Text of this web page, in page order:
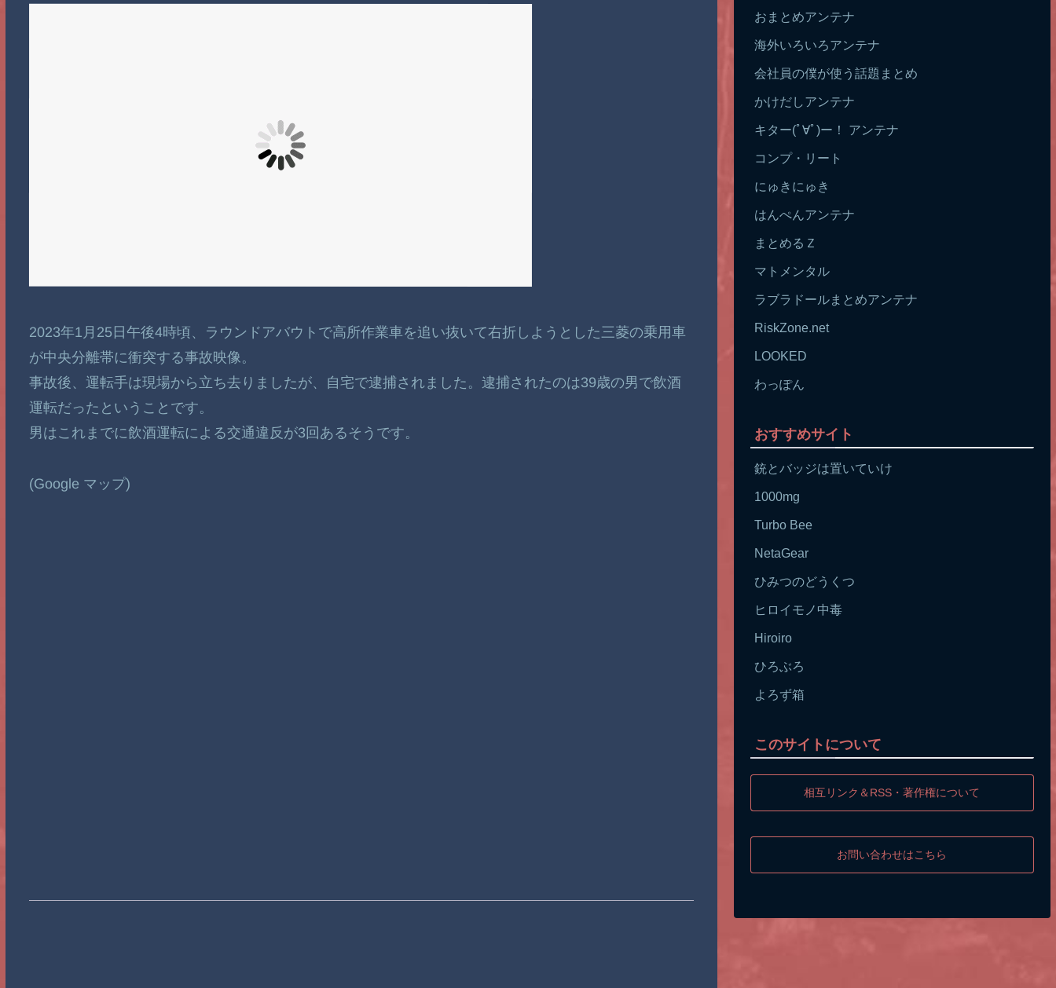
2023年1月25日午後4時頃、ラウンドアバウトで高所作業車を追い抜いて右折しようとした三菱の乗用車
が中央分離帯に衝突する事故映像。
事故後、運転手は現場から立ち去りましたが、自宅で逮捕されました。逮捕されたのは39歳の男で飲酒
運転だったということです。
男はこれまでに飲酒運転による交通違反が3回あるそうです。
(Google マップ)
おまとめアンテナ
海外いろいろアンテナ
会社員の僕が使う話題まとめ
かけだしアンテナ
キター(ﾟ∀ﾟ)ー！ アンテナ
コンプ・リート
にゅきにゅき
はんぺんアンテナ
まとめるＺ
マトメンタル
ラブラドールまとめアンテナ
RiskZone.net
LOOKED
わっぽん
おすすめサイト
銃とバッジは置いていけ
1000mg
Turbo Bee
NetaGear
ひみつのどうくつ
ヒロイモノ中毒
Hiroiro
ひろぶろ
よろず箱
このサイトについて
相互リンク＆RSS・著作権について
お問い合わせはこちら